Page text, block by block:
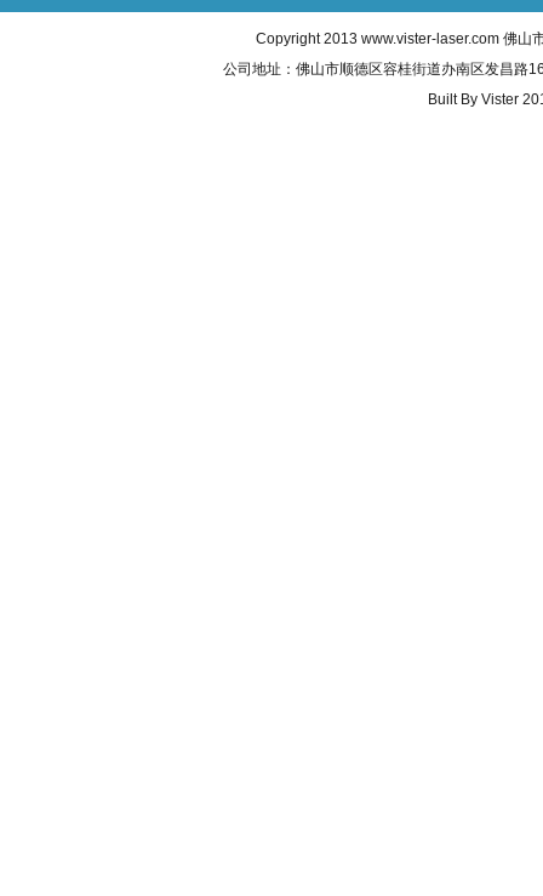
Copyright 2013 www.vister-laser.com 佛山
公司地址：佛山市顺德区容桂街道办南区发昌路
Built By Vister